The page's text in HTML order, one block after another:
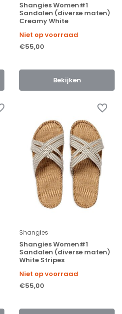
Shangies Women#1
Sandalen (diverse maten)
Creamy White
Niet op voorraad
€55,00
Bekijken
Shangies
Shangies Women#1
Sandalen (diverse maten)
White Stripes
Niet op voorraad
€55,00